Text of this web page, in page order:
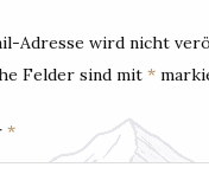
Adresse wird nicht
Felder sind mit *
*